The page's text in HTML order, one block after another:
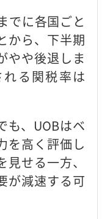
でに各国ごと
から、下半期
やや後退しま
る関税率は
も、UOBはベ
を高く評価し
せる一方、
が減速する可